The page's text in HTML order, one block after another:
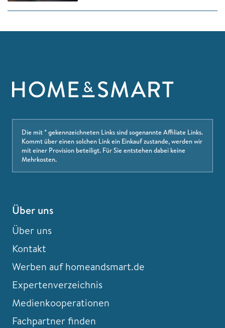
Die mit * gekennzeichneten Links sind sogenannte Affiliate Links.
Kommt über einen solchen Link ein Einkauf zustande, werden wir
mit einer Provision beteiligt. Für Sie entstehen dabei keine
Mehrkosten.
Über uns
Über uns
Kontakt
Werben auf homeandsmart.de
Expertenverzeichnis
Medienkooperationen
Fachpartner finden